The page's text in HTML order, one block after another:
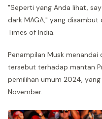
"Seperti yang Anda lihat,
dark MAGA," yang
Times of India.
Penampilan Musk
tersebut terhadap mantan
pemilihan umum 2024,
November.